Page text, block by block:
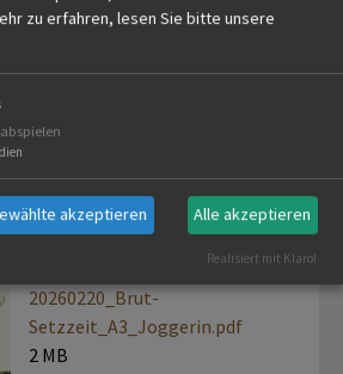
Setzzeit_A3_Kiebitz.pdf
20260220_Brut-
Setzzeit_A3_Joggerin.pdf
2 MB
zu erfahren, lesen Sie bitte unsere
akzeptieren Alle akzeptieren
Realisiert mit Klaro!